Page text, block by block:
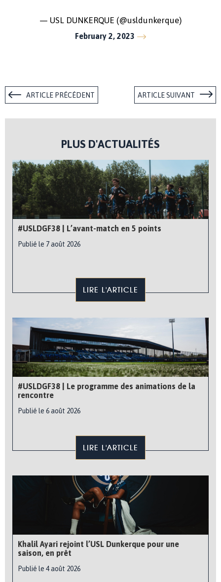
— USL DUNKERQUE (@usldunkerque)
February 2, 2023
ARTICLE PRÉCÉDENT ARTICLE SUIVANT
PLUS D'ACTUALITÉS
#USLDGF38 | L’avant-match en 5 points
Publié le 7 août 2026
LIRE L'ARTICLE
#USLDGF38 | Le programme des animations de la
rencontre
Publié le 6 août 2026
LIRE L'ARTICLE
Khalil Ayari rejoint l’USL Dunkerque pour une
saison, en prêt
Publié le 4 août 2026